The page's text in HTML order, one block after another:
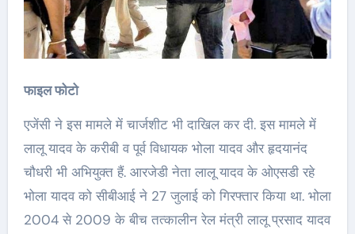
फाइल फोटो
एजेंसी ने इस मामले में चार्जशीट भी दाखिल कर दी. इस मामले में
लालू यादव के करीबी व पूर्व विधायक भोला यादव और हृदयानंद
चौधरी भी अभियुक्त हैं. आरजेडी नेता लालू यादव के ओएसडी रहे
भोला यादव को सीबीआई ने 27 जुलाई को गिरफ्तार किया था. भोला
2004 से 2009 के बीच तत्कालीन रेल मंत्री लालू प्रसाद यादव